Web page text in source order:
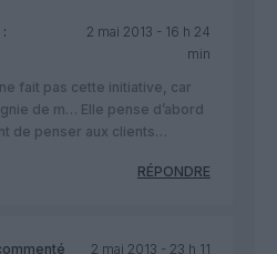
2 mai 2013 - 16 h 24
min
fait pas cette initiative, car
de m… Elle pense d’abord
de penser aux clients…
RÉPONDRE
2 mai 2013 - 23 h 11